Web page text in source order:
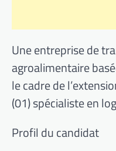
Une entreprise de
agroalimentaire
le cadre de
(01) spécialiste en
Profil du candidat